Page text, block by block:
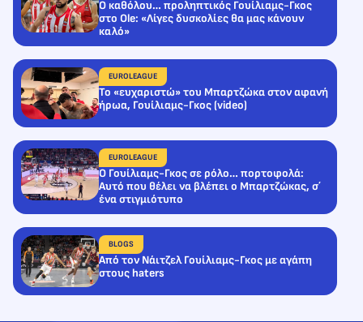
Ο καθόλου… προληπτικός Γουίλιαμς-Γκος
στο Ole: «Λίγες δυσκολίες θα μας κάνουν
καλό»
EUROLEAGUE
Το «ευχαριστώ» του Μπαρτζώκα στον αφανή
ήρωα, Γουίλιαμς-Γκος (video)
EUROLEAGUE
Ο Γουίλιαμς-Γκος σε ρόλο… πορτοφολά:
Αυτό που θέλει να βλέπει ο Μπαρτζώκας, σ΄
ένα στιγμιότυπο
BLOGS
Από τον Νάιτζελ Γουίλιαμς-Γκος με αγάπη
στους haters